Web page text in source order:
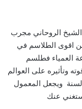
الروحاني مجرب
من اقوى الطلاسم في
العمياء فطلسم
وتأثيره على العوالم
ويجعل المعمول
عنك